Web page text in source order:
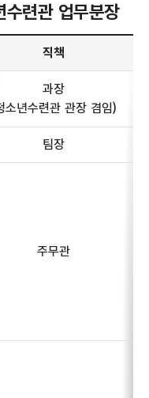
수련관 업무분장
직책
과장
소년수련관 관장 겸임)
팀장
주무관